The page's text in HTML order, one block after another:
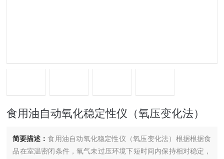
食用油自动氧化稳定性仪（氧压变化法）
简要描述：食用油自动氧化稳定性仪（氧压变化法）根据根据食
品在室温密闭条件，氧气未过压环境下短时间内保持相对稳定，